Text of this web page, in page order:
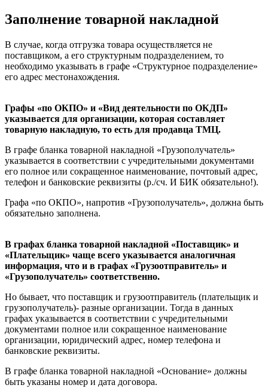
Заполнение товарной накладной
В случае, когда отгрузка товара осуществляется не
поставщиком, а его структурным подразделением, то
необходимо указывать в графе «Структурное подразделение»
его адрес местонахождения.
Графы «по ОКПО» и «Вид деятельности по ОКДП»
указывается для организации, которая составляет
товарную накладную, то есть для продавца ТМЦ.
В графе бланка товарной накладной «Грузополучатель»
указывается в соответствии с учредительными документами
его полное или сокращенное наименование, почтовый адрес,
телефон и банковские реквизиты (р./сч. И БИК обязательно!).
Графа «по ОКПО», напротив «Грузополучатель», должна быть
обязательно заполнена.
В графах бланка товарной накладной «Поставщик» и
«Плательщик» чаще всего указывается аналогичная
информация, что и в графах «Грузоотправитель» и
«Грузополучатель» соответственно.
Но бывает, что поставщик и грузоотправитель (плательщик и
грузополучатель)- разные организации. Тогда в данных
графах указывается в соответствии с учредительными
документами полное или сокращенное наименование
организации, юридический адрес, номер телефона и
банковские реквизиты.
В графе бланка товарной накладной «Основание» должны
быть указаны номер и дата договора.